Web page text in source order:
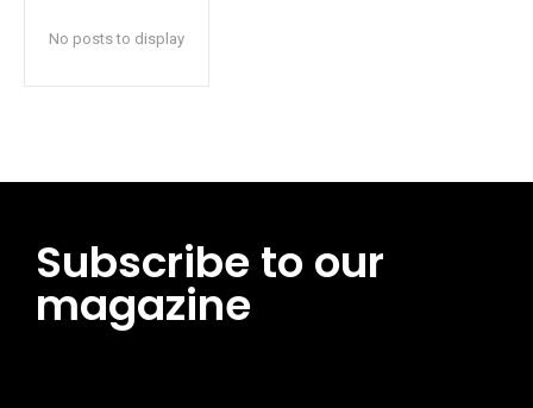
No posts to display
Subscribe to our
magazine